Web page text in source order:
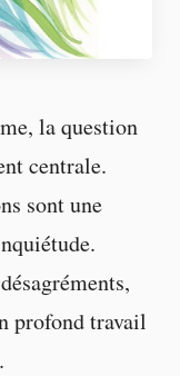
la question
centrale.
sont une
profond travail